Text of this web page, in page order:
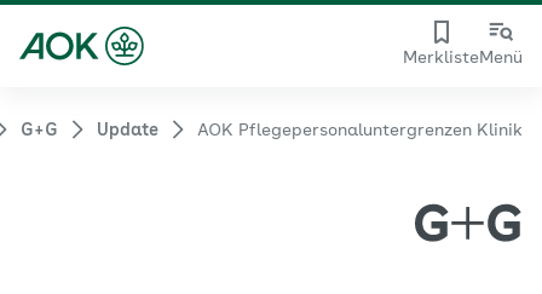
MerklisteMenü
G+G Update AOK Pflegepersonaluntergrenzen Klinik